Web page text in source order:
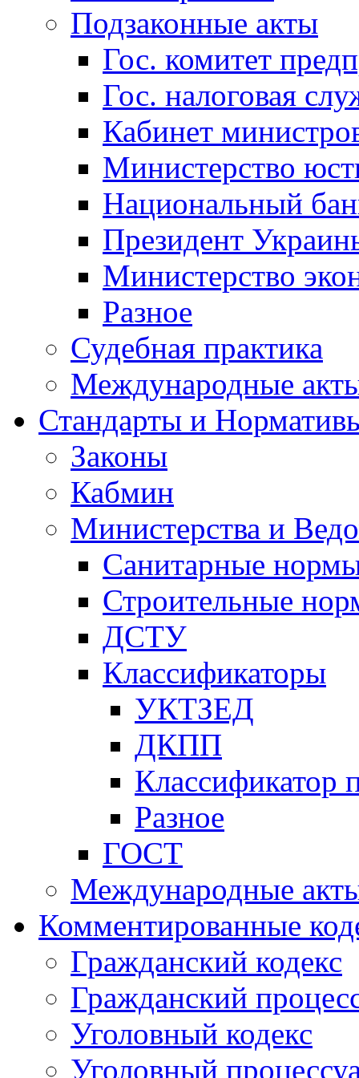
Подзаконные акты
Гос. комитет
Гос. налоговая
Кабинет
Министерство
Национальный
Президент
Министерство
Разное
Судебная практика
Международные
Стандарты и
Законы
Кабмин
Министерства и
Санитарные
Строительные
ДСТУ
Классификаторы
УКТЗЕД
ДКПП
Классификатор
Разное
ГОСТ
Международные
Комментированные
Гражданский кодекс
Гражданский
Уголовный кодекс
Уголовный